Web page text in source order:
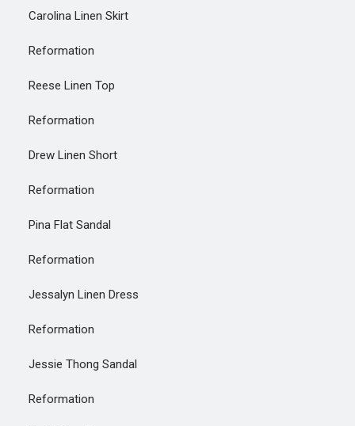
Carolina Linen Skirt
Reformation
Reese Linen Top
Reformation
Drew Linen Short
Reformation
Pina Flat Sandal
Reformation
Jessalyn Linen Dress
Reformation
Jessie Thong Sandal
Reformation